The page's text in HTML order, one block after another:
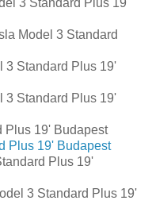
Model 3 Standard
3 Standard Plus 19'
3 Standard Plus 19'
Plus 19' Budapest
Plus 19' Budapest
Plus 19'
3 Standard Plus 19'